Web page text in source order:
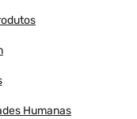
Humanas